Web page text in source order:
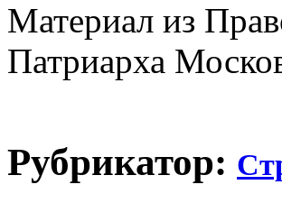
Материал из
Патриарха
Рубрикатор: